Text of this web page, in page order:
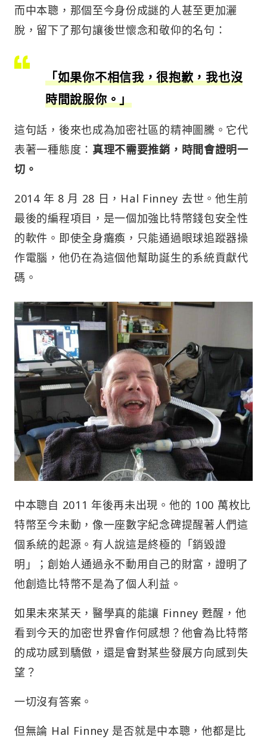
而中本聰，那個至今身份成謎的人甚至更加灑
脫，留下了那句讓後世懷念和敬仰的名句：
「如果你不相信我，很抱歉，我也沒
時間說服你。」
這句話，後來也成為加密社區的精神圖騰。它代
表著一種態度： 真理不需要推銷，時間會證明一
切。
2014 年 8 月 28 日，Hal Finney 去世。他生前
最後的編程項目，是一個加強比特幣錢包安全性
的軟件。即使全身癱瘓，只能通過眼球追蹤器操
作電腦，他仍在為這個他幫助誕生的系統貢獻代
碼。
中本聰自 2011 年後再未出現。他的 100 萬枚比
特幣至今未動，像一座數字紀念碑提醒著人們這
個系統的起源。有人說這是終極的「銷毀證
明」；創始人通過永不動用自己的財富，證明了
他創造比特幣不是為了個人利益。
如果未來某天，醫學真的能讓 Finney 甦醒，他
看到今天的加密世界會作何感想？他會為比特幣
的成功感到驕傲，還是會對某些發展方向感到失
望？
一切沒有答案。
但無論 Hal Finney 是否就是中本聰，他都是比